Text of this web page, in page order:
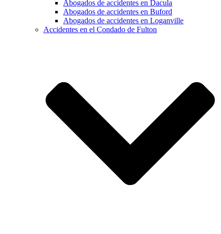
Abogados de accidentes en Dacula
Abogados de accidentes en Buford
Abogados de accidentes en Loganville
Accidentes en el Condado de Fulton